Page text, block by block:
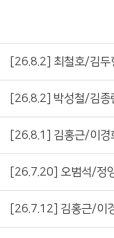
[26.8.2] 최철호/김두
[26.8.2] 박성철/김종
[26.8.1] 김홍근/이경
[26.7.20] 오범석/정
[26.7.12] 김홍근/이